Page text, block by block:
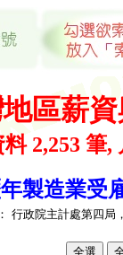
區薪
2,253 筆,
製造業受
行政院主計處第四局